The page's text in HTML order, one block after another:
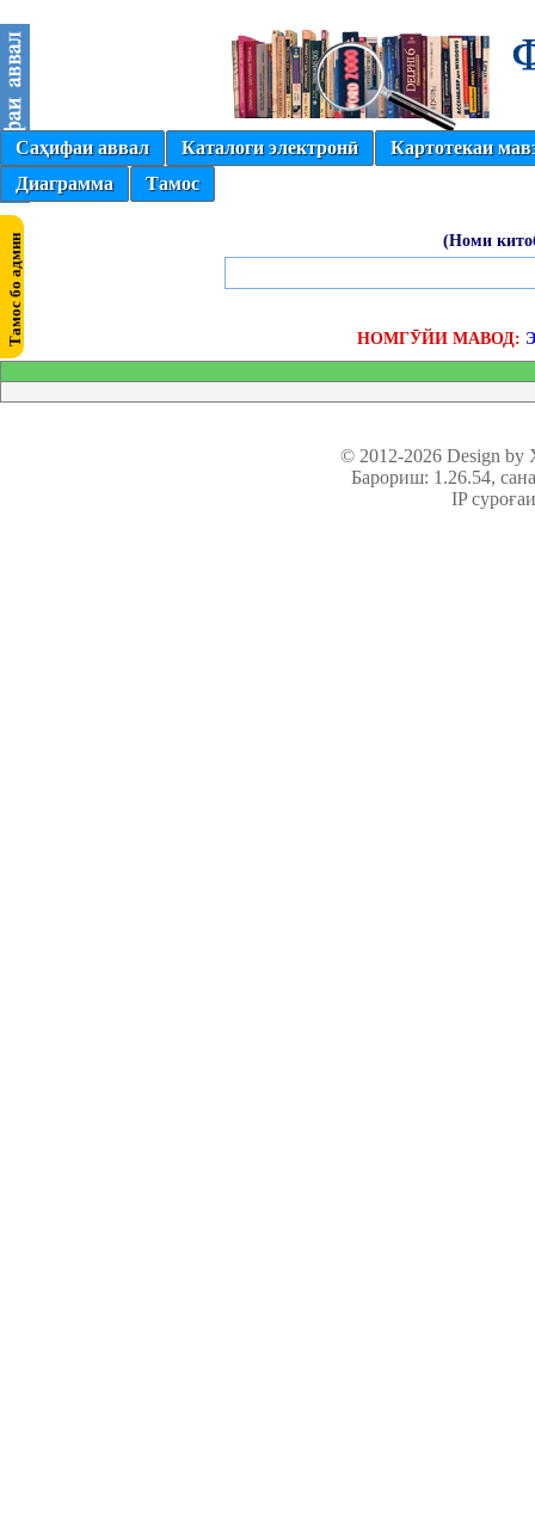
Саҳифаи аввал Каталоги электронӣ
Картотекаи
Диаграмма
Тамос
(Номи
НОМГӮЙИ МАВОД:
© 2012-2026 Design
Барориш: 1.26.54,
IP